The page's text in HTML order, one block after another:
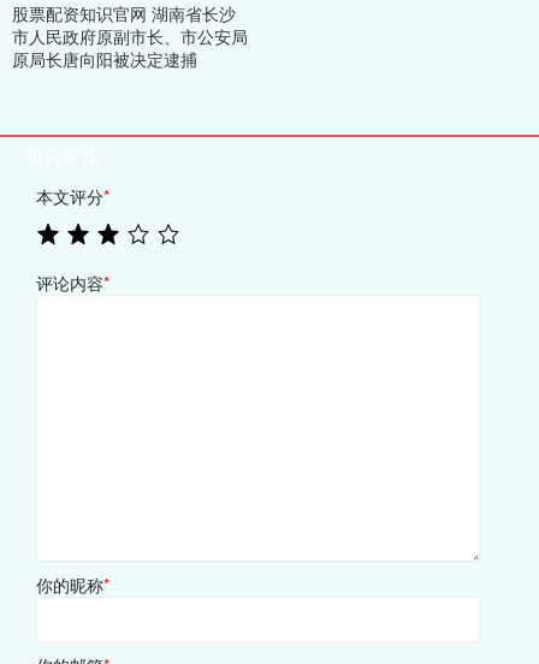
股票配资知识官网 湖南省长沙
市人民政府原副市长、市公安局
原局长唐向阳被决定逮捕
本文评分*
评论内容*
你的昵称*